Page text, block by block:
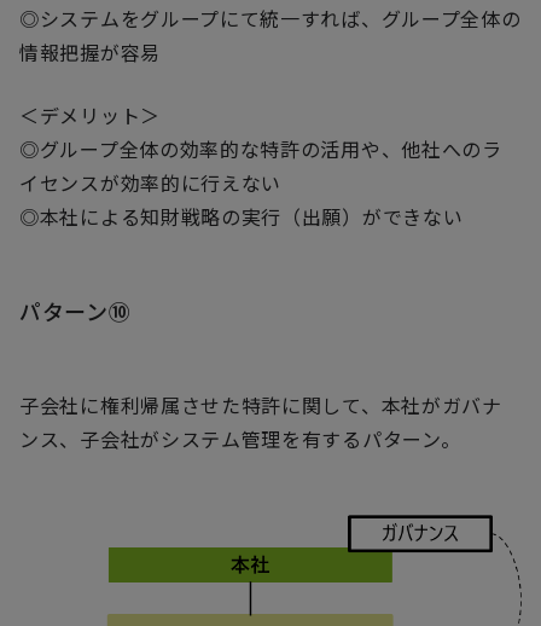
◎システムをグループにて統一すれば、グループ全体の
情報把握が容易
＜デメリット＞
◎グループ全体の効率的な特許の活用や、他社へのラ
イセンスが効率的に行えない
◎本社による知財戦略の実行（出願）ができない
パターン⑩
子会社に権利帰属させた特許に関して、本社がガバナ
ンス、子会社がシステム管理を有するパターン。